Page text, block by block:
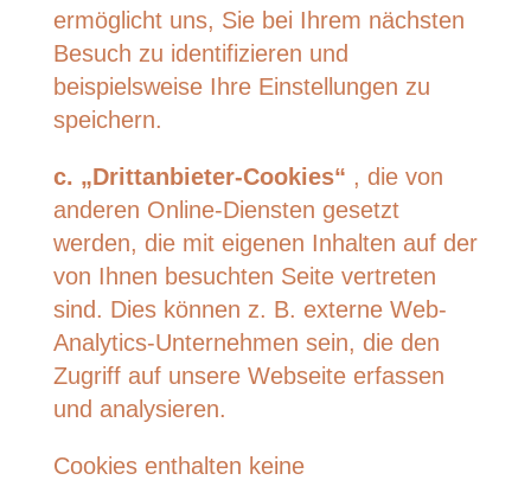
ermöglicht uns, Sie bei Ihrem nächsten
Besuch zu identifizieren und
beispielsweise Ihre Einstellungen zu
speichern.
c. „Drittanbieter-Cookies“ , die von
anderen Online-Diensten gesetzt
werden, die mit eigenen Inhalten auf der
von Ihnen besuchten Seite vertreten
sind. Dies können z. B. externe Web-
Analytics-Unternehmen sein, die den
Zugriff auf unsere Webseite erfassen
und analysieren.
Cookies enthalten keine